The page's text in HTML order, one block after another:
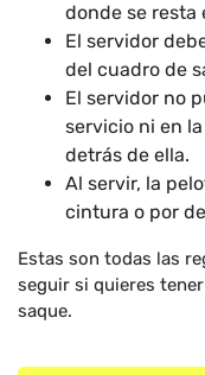
donde se resta
El servidor
del cuadro de
El servidor no
servicio ni en
detrás de ella.
Al servir, la
cintura o por
Estas son todas las
seguir si quieres
saque.